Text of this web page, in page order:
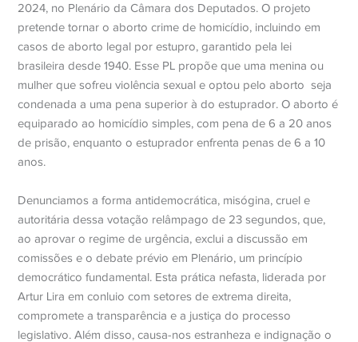
2024, no Plenário da Câmara dos Deputados. O projeto
pretende tornar o aborto crime de homicídio, incluindo em
casos de aborto legal por estupro, garantido pela lei
brasileira desde 1940. Esse PL propõe que uma menina ou
mulher que sofreu violência sexual e optou pelo aborto seja
condenada a uma pena superior à do estuprador. O aborto é
equiparado ao homicídio simples, com pena de 6 a 20 anos
de prisão, enquanto o estuprador enfrenta penas de 6 a 10
anos.
Denunciamos a forma antidemocrática, misógina, cruel e
autoritária dessa votação relâmpago de 23 segundos, que,
ao aprovar o regime de urgência, exclui a discussão em
comissões e o debate prévio em Plenário, um princípio
democrático fundamental. Esta prática nefasta, liderada por
Artur Lira em conluio com setores de extrema direita,
compromete a transparência e a justiça do processo
legislativo. Além disso, causa-nos estranheza e indignação o